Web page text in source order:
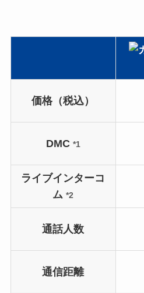
価格（税込）
DMC *1
ライブインターコ
ム*2
通話人数
通信距離